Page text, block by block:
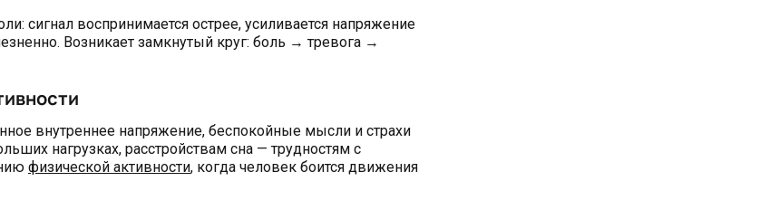
сигнал воспринимается острее, усиливается напряжение
Возникает замкнутый круг: боль → тревога →
внутреннее напряжение, беспокойные мысли и страхи
нагрузках, расстройствам сна — трудностям с
физической активности, когда человек боится движения